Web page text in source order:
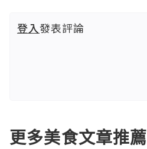
登入發表評論
更多美食文章推薦